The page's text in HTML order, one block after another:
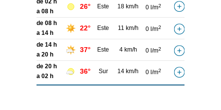
de 02 h
a 08 h
26° Este 18 km/h 0 l/m2
de 08 h
a 14 h
22° Este 11 km/h 0 l/m2
de 14 h
a 20 h
37° Este 4 km/h 0 l/m2
de 20 h
a 02 h
36° Sur 14 km/h 0 l/m2